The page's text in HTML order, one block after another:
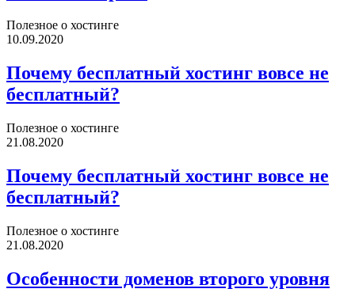
Полезное о хостинге
10.09.2020
Почему бесплатный хостинг вовсе не
бесплатный?
Полезное о хостинге
21.08.2020
Почему бесплатный хостинг вовсе не
бесплатный?
Полезное о хостинге
21.08.2020
Особенности доменов второго уровня